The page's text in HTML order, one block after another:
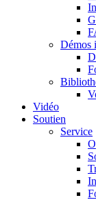
Démos
Vidéo
Soutien
Service